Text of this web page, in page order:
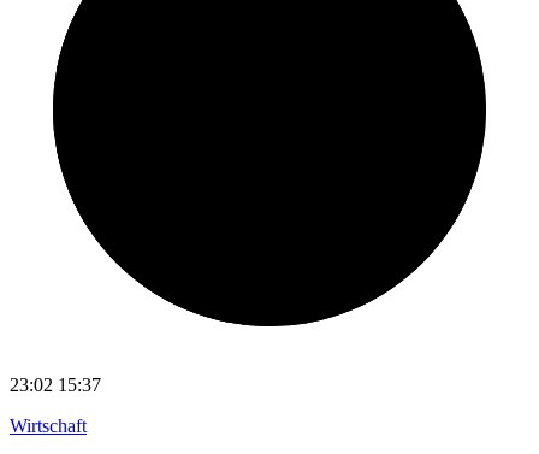
23:02 15:37
Wirtschaft